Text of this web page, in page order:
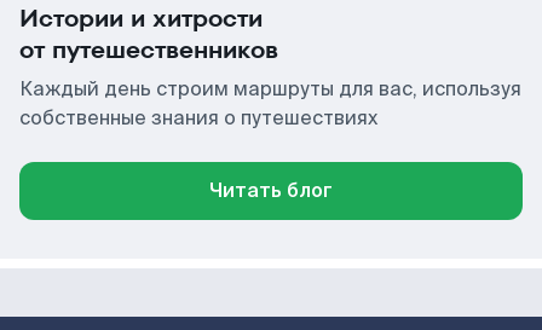
Истории и хитрости
от путешественников
Каждый день строим маршруты для вас, используя
собственные знания о путешествиях
Читать блог